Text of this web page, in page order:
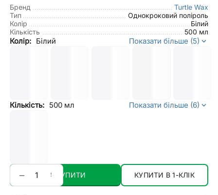
Бренд
Turtle Wax
Тип
Однокроковий поліроль
Колір
Білий
Кількість
500 мл
Колір: Білий Показати більше (5)
Кількість: 500 мл Показати більше (6)
+
− КУПИТИ КУПИТИ В 1-КЛІК